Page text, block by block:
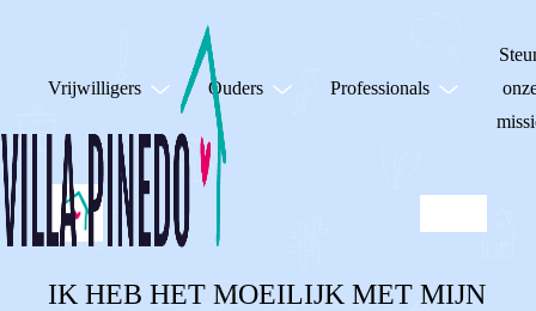
Vrijwilligers Ouders Professionals
IK HEB HET MOEILIJK MET MIJN